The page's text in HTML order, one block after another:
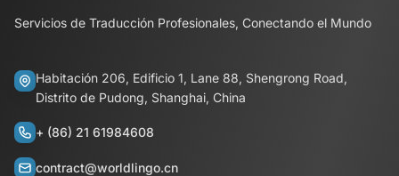
Servicios de Traducción Profesionales, Conectando el Mundo
Habitación 206, Edificio 1, Lane 88, Shengrong Road,
Distrito de Pudong, Shanghai, China
+ (86) 21 61984608
contract@worldlingo.cn